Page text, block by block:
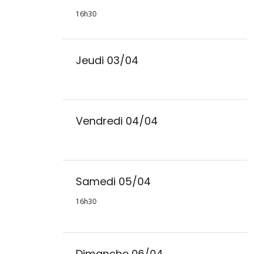
16h30
Jeudi 03/04
Vendredi 04/04
Samedi 05/04
16h30